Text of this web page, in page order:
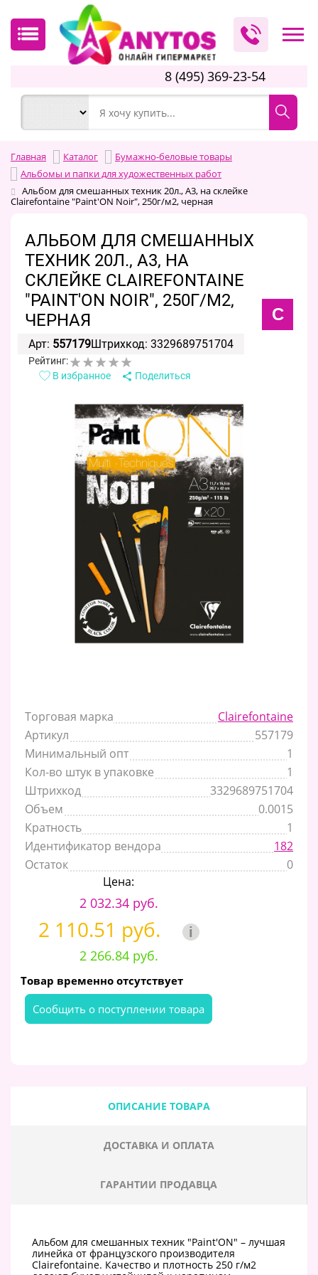
8 (495) 369-23-54
Главная Каталог
Бумажно-беловые товары
Альбомы и папки для художественных работ
Альбом для смешанных техник 20л., А3, на склейке
Clairefontaine "Paint'ON Noir", 250г/м2, черная
АЛЬБОМ ДЛЯ СМЕШАННЫХ
ТЕХНИК 20Л., А3, НА
СКЛЕЙКЕ CLAIREFONTAINE
"PAINT'ON NOIR", 250Г/М2,
ЧЕРНАЯ
C
Арт: 557179Штрихкод: 3329689751704
Рейтинг:
В избранное
Поделиться
Торговая марка
Clairefontaine
Артикул
557179
Минимальный опт
1
Кол-во штук в упаковке
1
Штрихкод
3329689751704
Объем
0.0015
Кратность
1
Идентификатор вендора
182
Остаток
0
Цена:
2 032.34 руб.
2 110.51 руб. i
2 266.84 руб.
Товар временно отсутствует
Cообщить о поступлении товара
ОПИСАНИЕ ТОВАРА
ДОСТАВКА И ОПЛАТА
ГАРАНТИИ ПРОДАВЦА
Альбом для смешанных техник "Paint'ON" – лучшая
линейка от французского производителя
Clairefontaine. Качество и плотность 250 г/м2